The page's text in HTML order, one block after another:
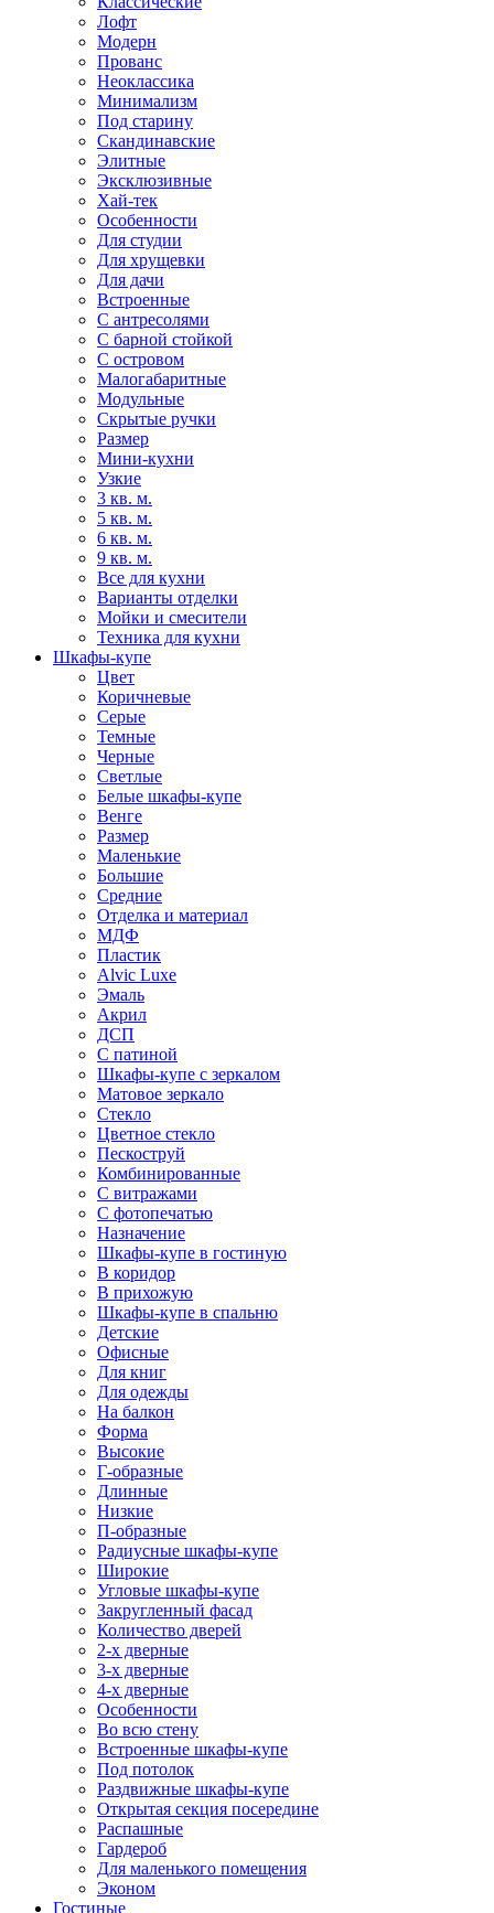
Лофт
Модерн
Прованс
Неоклассика
Минимализм
Под старину
Скандинавские
Элитные
Эксклюзивные
Хай-тек
Особенности
Для студии
Для хрущевки
Для дачи
Встроенные
С антресолями
С барной стойкой
С островом
Малогабаритные
Модульные
Скрытые ручки
Размер
Мини-кухни
Узкие
3 кв. м.
5 кв. м.
6 кв. м.
9 кв. м.
Все для кухни
Варианты отделки
Мойки и смесители
Техника для кухни
Шкафы-купе
Цвет
Коричневые
Серые
Темные
Черные
Светлые
Белые шкафы-купе
Венге
Размер
Маленькие
Большие
Средние
Отделка и материал
МДФ
Пластик
Alvic Luxe
Эмаль
Акрил
ДСП
С патиной
Шкафы-купе с зеркалом
Матовое зеркало
Стекло
Цветное стекло
Пескоструй
Комбинированные
С витражами
С фотопечатью
Назначение
Шкафы-купе в гостиную
В коридор
В прихожую
Шкафы-купе в спальню
Детские
Офисные
Для книг
Для одежды
На балкон
Форма
Высокие
Г-образные
Длинные
Низкие
П-образные
Радиусные шкафы-купе
Широкие
Угловые шкафы-купе
Закругленный фасад
Количество дверей
2-х дверные
3-х дверные
4-х дверные
Особенности
Во всю стену
Встроенные шкафы-купе
Под потолок
Раздвижные шкафы-купе
Открытая секция посередине
Распашные
Гардероб
Для маленького помещения
Эконом
Гостиные